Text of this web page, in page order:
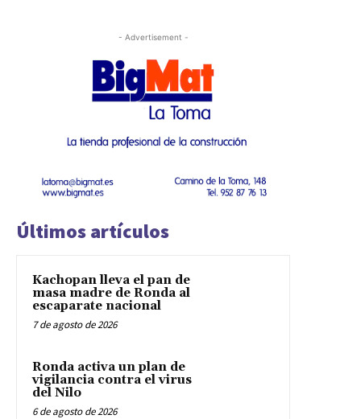
- Advertisement -
Últimos artículos
Kachopan lleva el pan de
masa madre de Ronda al
escaparate nacional
7 de agosto de 2026
Ronda activa un plan de
vigilancia contra el virus
del Nilo
6 de agosto de 2026